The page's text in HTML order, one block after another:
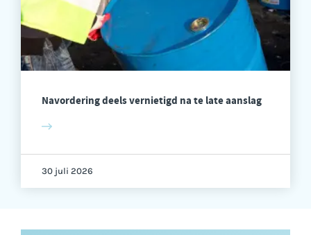
Navordering deels vernietigd na te late aanslag
30 juli 2026